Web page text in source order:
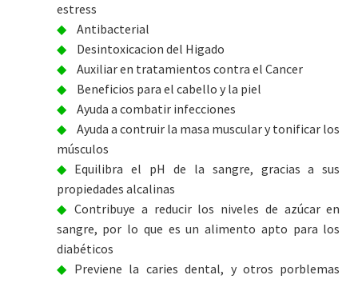
estress
Antibacterial
Desintoxicacion del Higado
Auxiliar en tratamientos contra el Cancer
Beneficios para el cabello y la piel
Ayuda a combatir infecciones
Ayuda a contruir la masa muscular y tonificar los
músculos
Equilibra el pH de la sangre, gracias a sus
propiedades alcalinas
Contribuye a reducir los niveles de azúcar en
sangre, por lo que es un alimento apto para los
diabéticos
Previene la caries dental, y otros porblemas